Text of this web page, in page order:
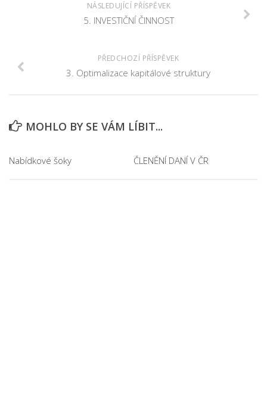
NÁSLEDUJÍCÍ PŘÍSPĚVEK
5. INVESTIČNÍ ČINNOST
PŘEDCHOZÍ PŘÍSPĚVEK
3. Optimalizace kapitálové struktury
MOHLO BY SE VÁM LÍBIT...
Nabídkové šoky ČLENĚNÍ DANÍ V ČR